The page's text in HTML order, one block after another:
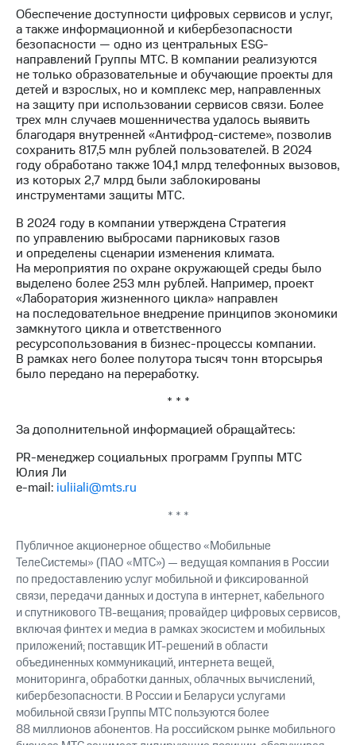
Обеспечение доступности цифровых сервисов и услуг,
а также информационной и кибербезопасности
безопасности — одно из центральных ESG-
направлений Группы МТС. В компании реализуются
не только образовательные и обучающие проекты для
детей и взрослых, но и комплекс мер, направленных
на защиту при использовании сервисов связи. Более
трех млн случаев мошенничества удалось выявить
благодаря внутренней «Антифрод-системе», позволив
сохранить 817,5 млн рублей пользователей. В 2024
году обработано также 104,1 млрд телефонных вызовов,
из которых 2,7 млрд были заблокированы
инструментами защиты МТС.
В 2024 году в компании утверждена Стратегия
по управлению выбросами парниковых газов
и определены сценарии изменения климата.
На мероприятия по охране окружающей среды было
выделено более 253 млн рублей. Например, проект
«Лаборатория жизненного цикла» направлен
на последовательное внедрение принципов экономики
замкнутого цикла и ответственного
ресурсопользования в бизнес-процессы компании.
В рамках него более полутора тысяч тонн вторсырья
было передано на переработку.
* * *
За дополнительной информацией обращайтесь:
PR-менеджер социальных программ Группы МТС
Юлия Ли
e-mail: iuliiali@mts.ru
* * *
Публичное акционерное общество «Мобильные
ТелеСистемы» (ПАО «МТС») — ведущая компания в России
по предоставлению услуг мобильной и фиксированной
связи, передачи данных и доступа в интернет, кабельного
и спутникового ТВ-вещания; провайдер цифровых сервисов,
включая финтех и медиа в рамках экосистем и мобильных
приложений; поставщик ИТ-решений в области
объединенных коммуникаций, интернета вещей,
мониторинга, обработки данных, облачных вычислений,
кибербезопасности. В России и Беларуси услугами
мобильной связи Группы МТС пользуются более
88 миллионов абонентов. На российском рынке мобильного